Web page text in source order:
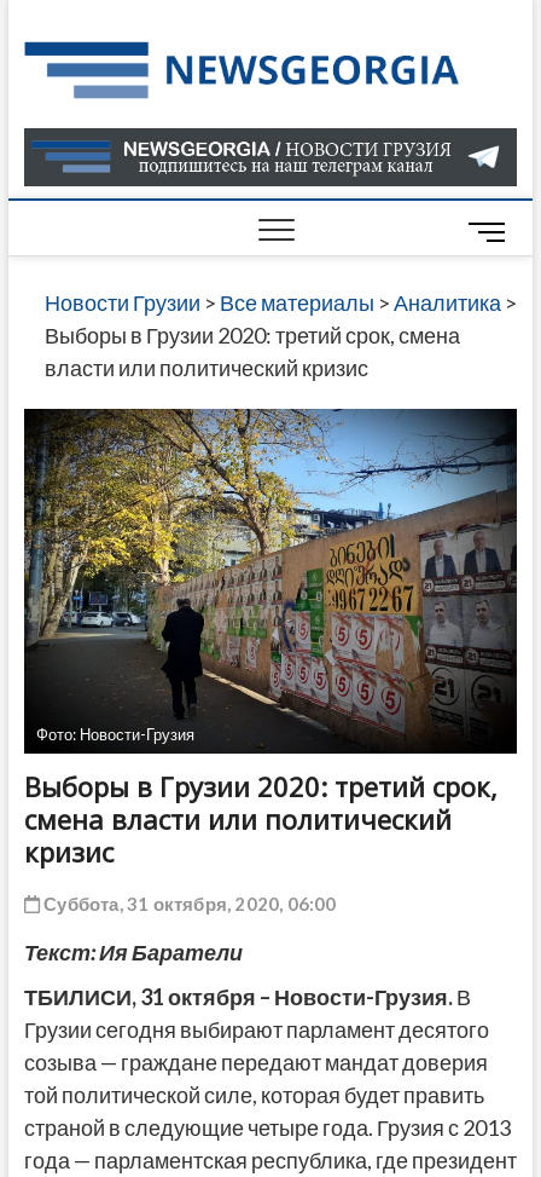
to
content
О
В
ГРУЗИИ
САЙТЕ
M
e
n
t
o
n
Новости Грузии > Все материалы >Аналитика>
Выборы в Грузии 2020: третий срок, смена
власти или политический кризис
Фото: Новости-Грузия
Выборы в Грузии 2020: третий срок,
смена власти или политический
кризис
Суббота, 31 октября, 2020, 06:00
Текст: Ия Баратели
ТБИЛИСИ,31 октября – Новости-Грузия.В
Грузии сегодня выбирают парламент десятого
созыва — граждане передают мандат доверия
той политической силе, которая будет править
страной в следующие четыре года. Грузия с 2013
года — парламентская республика, где президент